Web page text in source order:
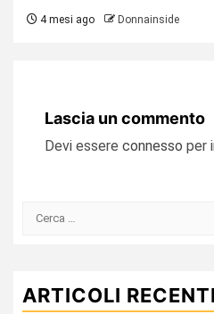
4 mesi ago Donnainside
Lascia un commento
Devi essere connesso per
Ricerca
ARTICOLI RECENTI